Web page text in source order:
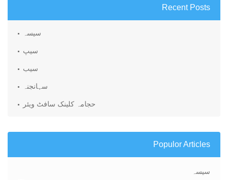
Recent Posts
سیسہ
سیپ
سیب
سہانجنہ
حجامہ کلینک سافٹ ویئر
Populor Articles
سیسہ